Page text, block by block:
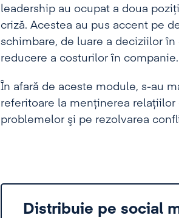
leadership au ocupat a doua
criză. Acestea au pus accent pe
schimbare, de luare a deciziilor
reducere a costurilor în companie.
În afară de aceste module, s-au
referitoare la menţinerea
problemelor şi pe rezolvarea
Distribuie pe social